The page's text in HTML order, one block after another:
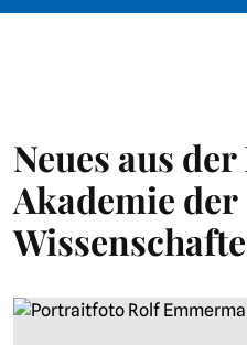
Neues aus
Akademie der
Neuigkeiten